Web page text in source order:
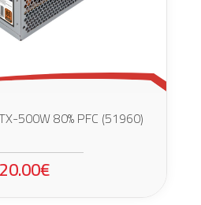
500W 80% PFC (51960)
20.00€